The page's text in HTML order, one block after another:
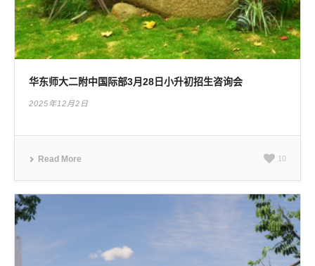
华东师大二附中国际部3月28日小升初招生咨询会
2025年12月2日
Read More 10